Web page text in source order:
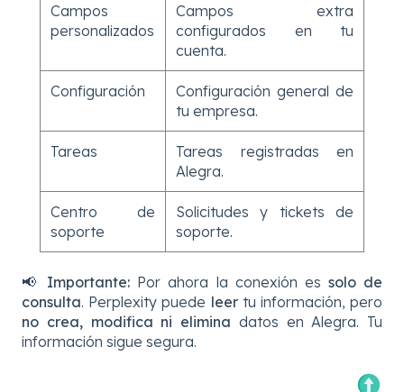
Campos
personalizados
Campos extra
configurados en tu
cuenta.
Configuración
Configuración general de
tu empresa.
Tareas
Tareas registradas en
Alegra.
Centro de
soporte
Solicitudes y tickets de
soporte.
📢 Importante: Por ahora la conexión es solo de
consulta. Perplexity puede leertu información, pero
no crea, modifica ni elimina datos en Alegra. Tu
información sigue segura.